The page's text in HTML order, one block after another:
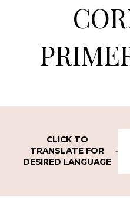
CLICK TO
TRANSLATE FOR
DESIRED LANGUAGE